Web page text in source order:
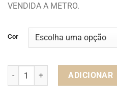
VENDIDA A METRO.
Cor
Quantidade de FITA VIÉS 6A PICOT
ADICIONAR